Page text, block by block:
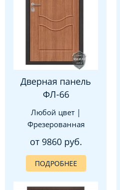
Дверная панель
ФЛ-66
Любой цвет |
Фрезерованная
от 9860 руб.
ПОДРОБНЕЕ